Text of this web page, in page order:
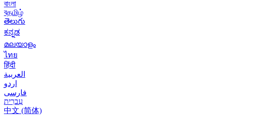
বাংলা
বதமிழ்
తెలుగు
ಕನ್ನಡ
മലയാളം
ไทย
हिंदी
العربية
اردو
فارسی
עִברִית
中文 (简体)